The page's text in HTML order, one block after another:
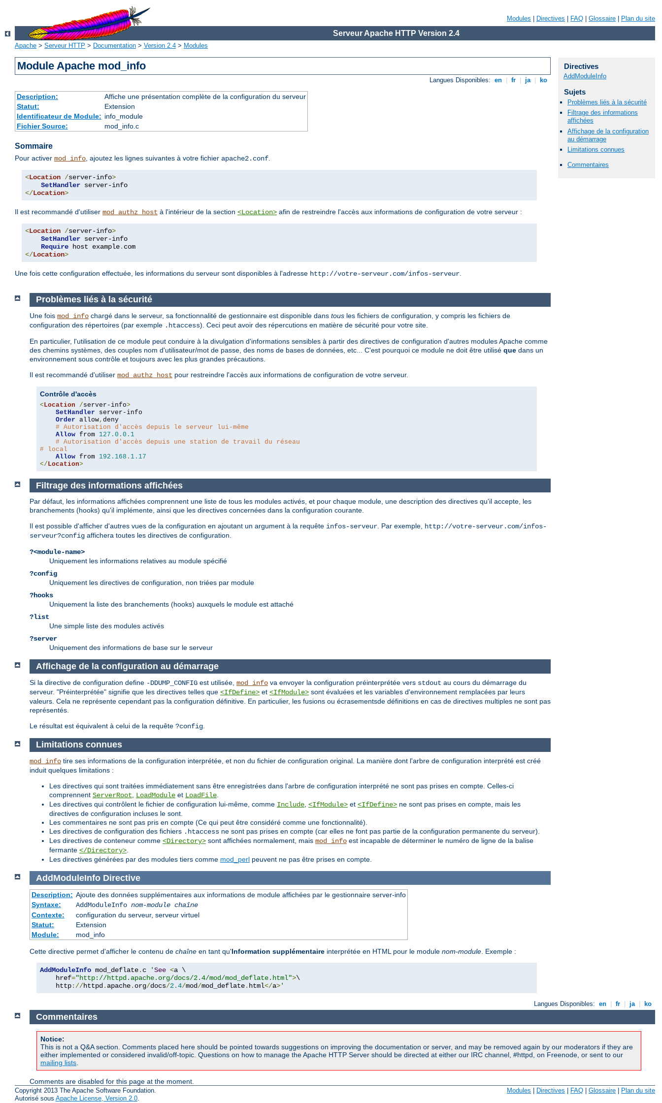
Modules Directives FAQ Glossaire Plan du site
Serveur Apache HTTP Version 2.4
Apache > Serveur HTTP > Documentation > Version 2.4 > Modules
Module Apache mod_info
Langues Disponibles: en fr ja ko
Description:
Affiche une présentation complète de la configuration du serveur
Statut:
Extension
Identificateur de Module: info_module
Fichier Source:
mod_info.c
Sommaire
Pour activer mod_info, ajoutez les lignes suivantes à votre fichier apache2.conf.
<Location /server-info>
SetHandler
</Location>
Il est recommandé d'utiliser mod_authz_host à l'intérieur de la section <Location> afin de restreindre l'accès aux informations de configuration de votre serveur :
<Location /server-info>
SetHandler server-info
Require host example.
</Location>
Une fois cette configuration effectuée, les informations du serveur sont disponibles à l'adresse http://votre-serveur.com/infos-serveur.
Directives
AddModuleInfo
Sujets
Problèmes liés à la sécurité
Filtrage des informations
affichées
Affichage de la configuration
au démarrage
Limitations connues
Commentaires
Problèmes liés à la sécurité
Une fois mod_info chargé dans le serveur, sa fonctionnalité de gestionnaire est disponible dans tous les fichiers de configuration, y compris les fichiers de
configuration des répertoires (par exemple .htaccess). Ceci peut avoir des répercutions en matière de sécurité pour votre site.
En particulier, l'utilisation de ce module peut conduire à la divulgation d'informations sensibles à partir des directives de configuration d'autres modules Apache comme
des chemins systèmes, des couples nom d'utilisateur/mot de passe, des noms de bases de données, etc... C'est pourquoi ce module ne doit être utilisé que dans un
environnement sous contrôle et toujours avec les plus grandes précautions.
Il est recommandé d'utiliser mod_authz_host pour restreindre l'accès aux informations de configuration de votre serveur.
Contrôle d'accès
< Location /server-info>
SetHandler server-info
Order allow, deny
# Autorisation d'accès depuis le serveur lui-même
Allow from 127.0 . 0.1
# Autorisation d'accès depuis une station de travail du réseau
# local
Allow from 192.168 . 1.17
</ Location>
Filtrage des informations affichées
Par défaut, les informations affichées comprennent une liste de tous les modules activés, et pour chaque module, une description des directives qu'il accepte, les
branchements (hooks) qu'il implémente, ainsi que les directives concernées dans la configuration courante.
Il est possible d'afficher d'autres vues de la configuration en ajoutant un argument à la requête infos-serveur. Par exemple, http://votre-serveur.com/infos-
serveur?config affichera toutes les directives de configuration.
?<module-name>
Uniquement les informations relatives au module spécifié
?config
Uniquement les directives de configuration, non triées par module
?hooks
Uniquement la liste des branchements (hooks) auxquels le module est attaché
?list
Une simple liste des modules activés
?server
Uniquement des informations de base sur le serveur
Affichage de la configuration au démarrage
Si la directive de configuration define -DDUMP_CONFIG est utilisée, mod_info va envoyer la configuration préinterprétée vers stdout au cours du démarrage du
serveur. "Préinterprétée" signifie que les directives telles que <IfDefine> et <IfModule> sont évaluées et les variables d'environnement remplacées par leurs
valeurs. Cela ne représente cependant pas la configuration définitive. En particulier, les fusions ou écrasementsde définitions en cas de directives multiples ne sont pas
représentés.
Le résultat est équivalent à celui de la requête ?config
Limitations connues
mod_info tire ses informations de la configuration interprétée, et non du fichier de configuration original. La manière dont l'arbre de configuration interprété est créé
induit quelques limitations :
Les directives qui sont traitées immédiatement sans être enregistrées dans l'arbre de configuration interprété ne sont pas prises en compte. Celles-ci
comprennent ServerRoot LoadModule et LoadFile
Les directives qui contrôlent le fichier de configuration lui-même, comme Include <IfModule> et <IfDefine> ne sont pas prises en compte, mais les
directives de configuration incluses le sont.
Les commentaires ne sont pas pris en compte (Ce qui peut être considéré comme une fonctionnalité).
Les directives de configuration des fichiers .htaccess ne sont pas prises en compte (car elles ne font pas partie de la configuration permanente du serveur).
Les directives de conteneur comme <Directory> sont affichées normalement, mais mod_info est incapable de déterminer le numéro de ligne de la balise
fermante </Directory>
Les directives générées par des modules tiers comme mod_perl peuvent ne pas être prises en compte.
AddModuleInfo Directive
Description: Ajoute des données supplémentaires aux informations de module affichées par le gestionnaire server-info
Syntaxe:
AddModuleInfo nom-module chaîne
Contexte:
configuration du serveur, serveur virtuel
Statut:
Extension
Module:
mod_info
Cette directive permet d'afficher le contenu de chaîne en tant qu'Information supplémentaire interprétée en HTML pour le module nom-module. Exemple :
AddModuleInfo mod_deflate. c 'See <a \
    href
="http://httpd.apache.org/docs/2.4/mod/mod_deflate.html">\
    http
://httpd. apache. org/docs/2.4/mod/mod_deflate. html</a>'
Langues Disponibles: en fr ja ko
Commentaires
Notice:
This is not a Q&A section. Comments placed here should be pointed towards suggestions on improving the documentation or server, and may be removed again by our moderators if they are
either implemented or considered invalid/off-topic. Questions on how to manage the Apache HTTP Server should be directed at either our IRC channel, #httpd, on Freenode, or sent to our
mailing lists
Comments are disabled for this page at the moment.
Copyright 2013 The Apache Software Foundation.
Autorisé sous Apache License, Version 2.0.
Modules Directives FAQ Glossaire Plan du site